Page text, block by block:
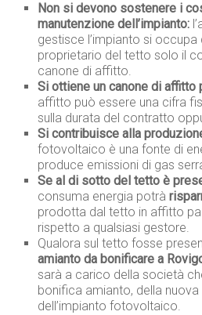
Non si devono sostenere i
manutenzione dell’impianto:
gestisce l’impianto si occupa
proprietario del tetto solo il
canone di affitto.
Si ottiene un canone di affitto
affitto può essere una cifra
sulla durata del contratto
Si contribuisce alla
fotovoltaico è una fonte di
produce emissioni di gas
Se al di sotto del tetto è
consuma energia potrà
prodotta dal tetto in affitto
rispetto a qualsiasi gestore.
Qualora sul tetto fosse
amianto da bonificare a
sarà a carico della società
bonifica amianto, della
dell’impianto fotovoltaico.